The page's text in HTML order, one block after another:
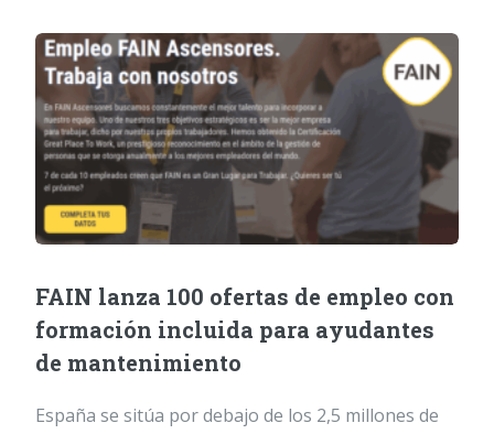
FAIN lanza 100 ofertas de empleo con
formación incluida para ayudantes
de mantenimiento
España se sitúa por debajo de los 2,5 millones de